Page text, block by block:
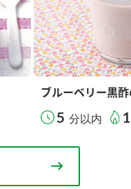
ブルーベリー黒
5 分以内